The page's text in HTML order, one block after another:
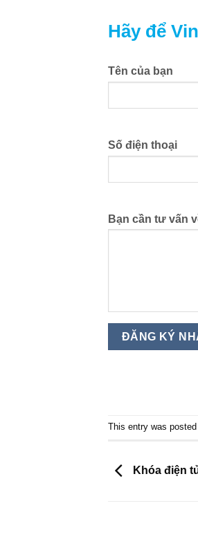
Hãy để
Tên của bạn
Số điện thoại
Bạn cần tư vấn
This entry was
Khóa điện